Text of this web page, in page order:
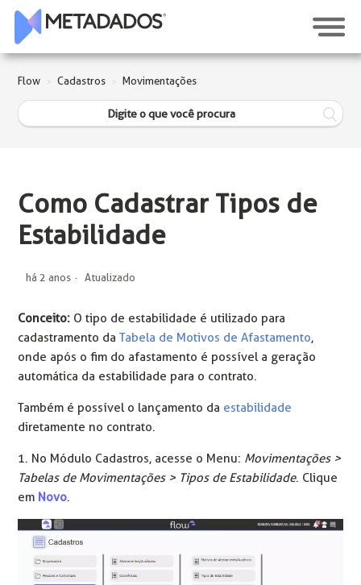
Flow Cadastros Movimentações
Como Cadastrar Tipos de
Estabilidade
há 2 anos Atualizado
Conceito: O tipo de estabilidade é utilizado para
cadastramento daTabela de Motivos de Afastamento,
onde após o fim do afastamento é possível a geração
automática da estabilidade para o contrato.
Também é possível o lançamento da estabilidade
diretamente no contrato.
1. No Módulo Cadastros, acesse o Menu: Movimentações >
Tabelas de Movimentações > Tipos de Estabilidade. Clique
em Novo.